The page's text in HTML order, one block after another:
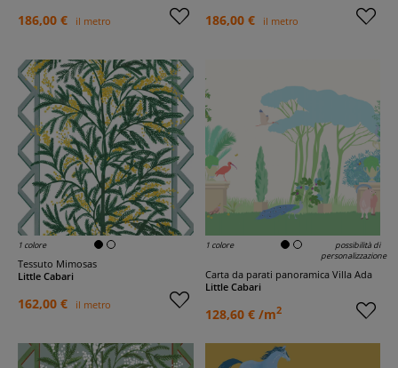
186,00 € il metro 186,00 € il metro
1 colore
Tessuto Mimosas
Little Cabari
162,00 € il metro
1 colore
possibilità di
personalizzazione
Carta da parati panoramica Villa Ada
Little Cabari
128,60 € /m2